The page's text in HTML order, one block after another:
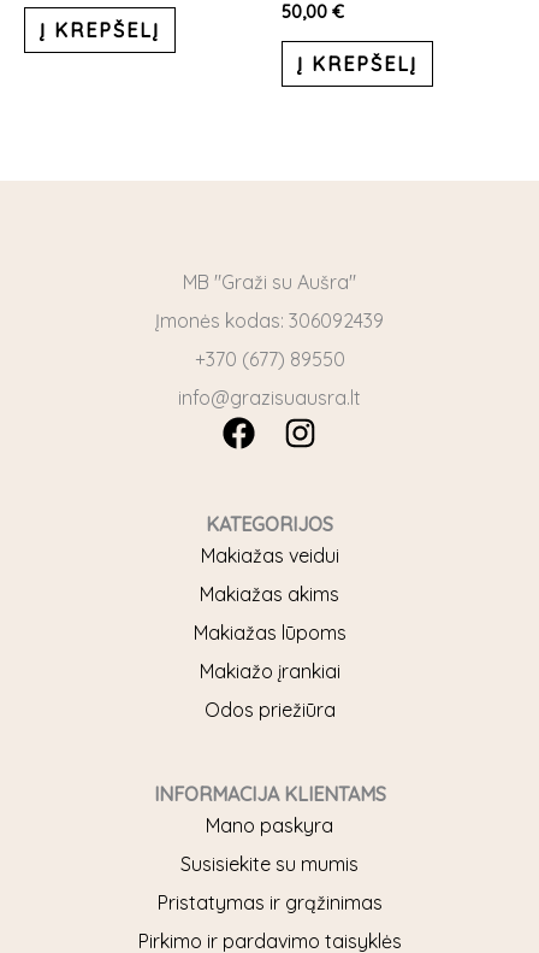
Į KREPŠELĮ
50,00 €
Į KREPŠELĮ
MB "Graži su Aušra"
Įmonės kodas: 306092439
+370 (677) 89550
info@grazisuausra.lt
F
e
b
o
o
k
I
t
a
g
r
a
m
KATEGORIJOS
Makiažas veidui
Makiažas akims
Makiažas lūpoms
Makiažo įrankiai
Odos priežiūra
INFORMACIJA KLIENTAMS
Mano paskyra
Susisiekite su mumis
Pristatymas ir grąžinimas
Pirkimo ir pardavimo taisyklės